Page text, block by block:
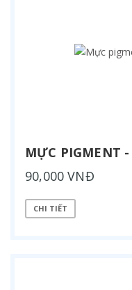
MỰC PIGMENT
90,000 VNĐ
CHI TIẾT